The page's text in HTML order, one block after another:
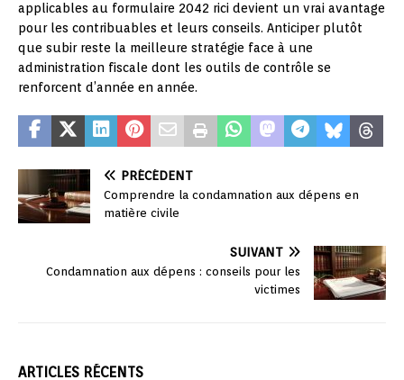
applicables au formulaire 2042 rici devient un vrai avantage
pour les contribuables et leurs conseils. Anticiper plutôt
que subir reste la meilleure stratégie face à une
administration fiscale dont les outils de contrôle se
renforcent d’année en année.
PRÉCÉDENT
Comprendre la condamnation aux dépens en
matière civile
SUIVANT
Condamnation aux dépens : conseils pour les
victimes
ARTICLES RÉCENTS